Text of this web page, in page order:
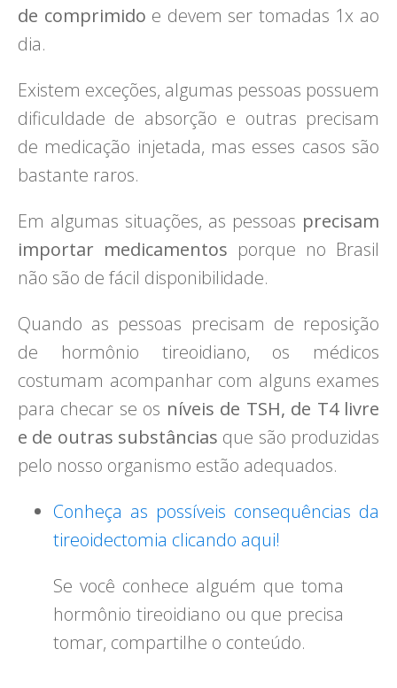
de comprimido e devem ser tomadas 1x ao
dia.
Existem exceções, algumas pessoas possuem
dificuldade de absorção e outras precisam
de medicação injetada, mas esses casos são
bastante raros.
Em algumas situações, as pessoas precisam
importar medicamentos porque no Brasil
não são de fácil disponibilidade.
Quando as pessoas precisam de reposição
de hormônio tireoidiano, os médicos
costumam acompanhar com alguns exames
para checar se os níveis de TSH, de T4 livre
e de outras substâncias que são produzidas
pelo nosso organismo estão adequados.
Conheça as possíveis consequências da
tireoidectomia clicando aqui!
Se você conhece alguém que toma
hormônio tireoidiano ou que precisa
tomar, compartilhe o conteúdo.